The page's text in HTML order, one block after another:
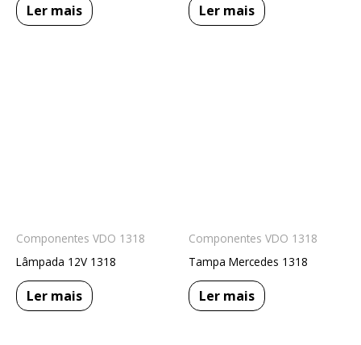
Ler mais Ler mais
Componentes VDO 1318
Lâmpada 12V 1318
Ler mais
Componentes VDO 1318
Tampa Mercedes 1318
Ler mais